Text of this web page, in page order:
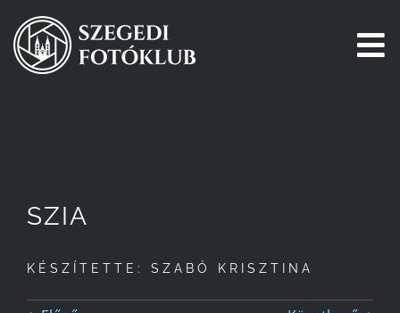
Kihagyás
Pályázatok
Tagjaink
SZIA
KÉSZÍTETTE: SZABÓ KRISZTINA